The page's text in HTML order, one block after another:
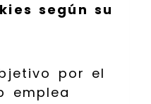
según su
por el
emplea